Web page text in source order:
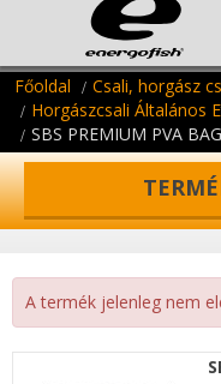
Főoldal
Csali, horgász
Horgászcsali Általános
SBS PREMIUM PVA
A termék jelenleg nem